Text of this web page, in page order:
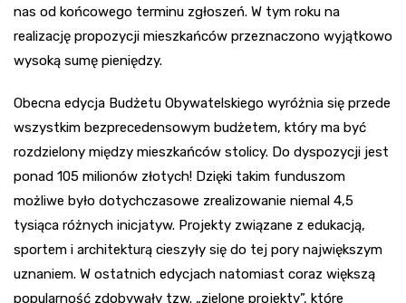
nas od końcowego terminu zgłoszeń. W tym roku na
realizację propozycji mieszkańców przeznaczono wyjątkowo
wysoką sumę pieniędzy.
Obecna edycja Budżetu Obywatelskiego wyróżnia się przede
wszystkim bezprecedensowym budżetem, który ma być
rozdzielony między mieszkańców stolicy. Do dyspozycji jest
ponad 105 milionów złotych! Dzięki takim funduszom
możliwe było dotychczasowe zrealizowanie niemal 4,5
tysiąca różnych inicjatyw. Projekty związane z edukacją,
sportem i architekturą cieszyły się do tej pory największym
uznaniem. W ostatnich edycjach natomiast coraz większą
popularność zdobywały tzw. „zielone projekty”, które